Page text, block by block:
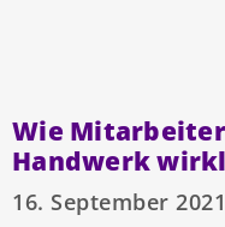
Wie
Handwerk
16. September 2021